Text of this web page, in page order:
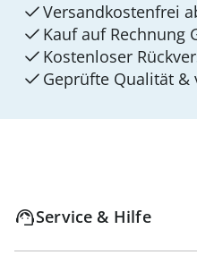
Versandkostenfrei
Kauf auf Rechnung
Kostenloser
Geprüfte Qualität &
Service & Hilfe